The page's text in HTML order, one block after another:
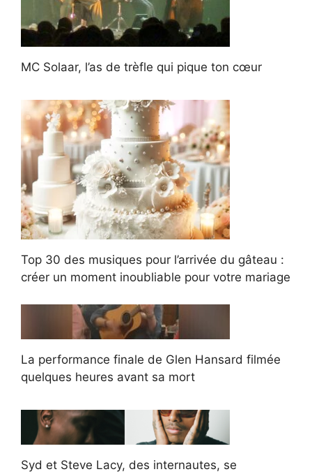
MC Solaar, l’as de trèfle qui pique ton cœur
Top 30 des musiques pour l’arrivée du gâteau :
créer un moment inoubliable pour votre mariage
La performance finale de Glen Hansard filmée
quelques heures avant sa mort
Syd et Steve Lacy, des internautes, se